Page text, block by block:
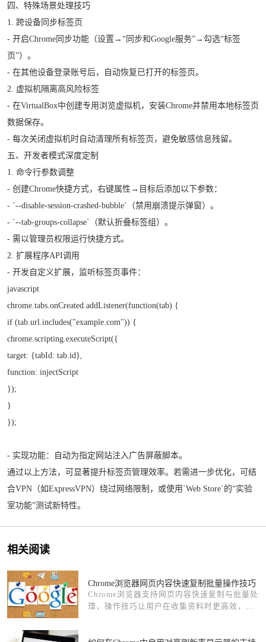
四、特殊场景处理技巧
1. 跨设备同步标签页
- 开启Chrome同步功能（设置→“同步和Google服务”→勾选“标签
页”）。
- 在其他设备登录账号后，自动恢复已打开的标签页。
2. 虚拟机隔离高风险标签
- 在VirtualBox中创建专用浏览虚拟机，安装Chrome并禁用本地标签页
数据保存。
- 每次关闭虚拟机时自动清理所有标签页，避免敏感信息残留。
五、开发者模式深度定制
1. 命令行参数调整
- 创建Chrome快捷方式，右键属性→目标后添加以下参数：
- `--disable-session-crashed-bubble`（禁用崩溃提示弹窗）。
- `--tab-groups-collapse`（默认折叠标签组）。
- 需以管理员权限运行快捷方式。
2. 扩展程序API调用
- 开发自定义扩展，监听标签页事件：
javascript
chrome.tabs.onCreated.addListener(function(tab) {
if (tab.url.includes("example.com")) {
chrome.scripting.executeScript({
target: {tabId: tab.id},
function: injectScript
});
}
});
- 实现功能：自动为指定网站注入广告屏蔽脚本。
通过以上方法，可显著提升标签页管理效率。若需进一步优化，可结
合VPN（如ExpressVPN）绕过网络限制，或使用`Web Store`的“实验
室功能”测试新特性。
相关阅读
Chrome浏览器网页内容快速复制批量操作技巧
Chrome浏览器支持网页内容快速复制与批量处
理，操作技巧让用户在收集资料时更高效，适